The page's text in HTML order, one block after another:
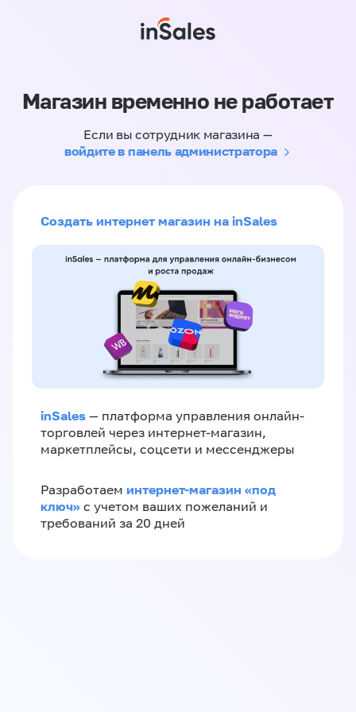
Магазин временно не работает
Если вы сотрудник магазина —
войдите в панель администратора
Создать интернет магазин на inSales
inSales — платформа управления онлайн-
торговлей через интернет-магазин,
маркетплейсы, соцсети и мессенджеры
Разработаем интернет-магазин «‎под
ключ»‎ с учетом ваших пожеланий и
требований за 20 дней